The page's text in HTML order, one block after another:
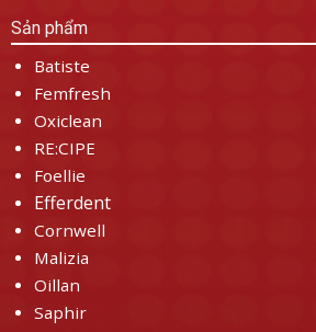
Sản phẩm
Batiste
Femfresh
Oxiclean
RE:CIPE
Foellie
Efferdent
Cornwell
Malizia
Oillan
Saphir